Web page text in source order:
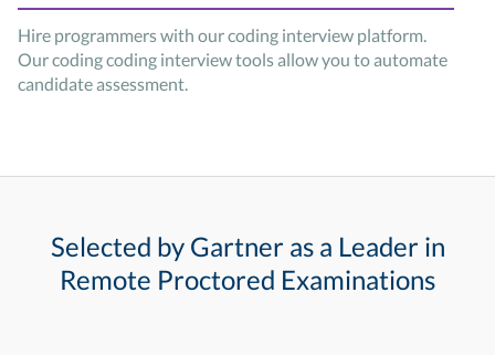
Hire programmers with our coding interview platform.
Our coding coding interview tools allow you to automate
candidate assessment.
Selected by Gartner as a Leader in
Remote Proctored Examinations